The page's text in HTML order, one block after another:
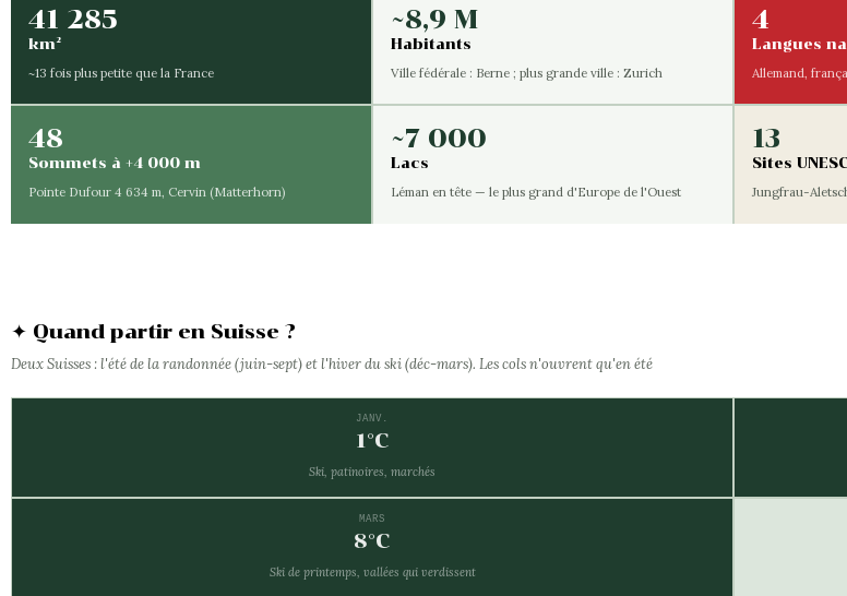
41 285
km²
~13 fois plus petite que la France
~8,9 M
Habitants
Ville fédérale : Berne ; plus grande ville : Zurich
4
Langues
Allemand,
48
Sommets à +4 000 m
Pointe Dufour 4 634 m, Cervin (Matterhorn)
~7 000
Lacs
Léman en tête — le plus grand d'Europe de l'Ouest
13
Sites
Jungfrau-
✦ Quand partir en Suisse ?
Deux Suisses : l'été de la randonnée (juin-sept) et l'hiver du ski (déc-mars). Les cols n'ouvrent qu'en été
JANV.
1°C
Ski, patinoires, marchés
MARS
8°C
Ski de printemps, vallées qui verdissent